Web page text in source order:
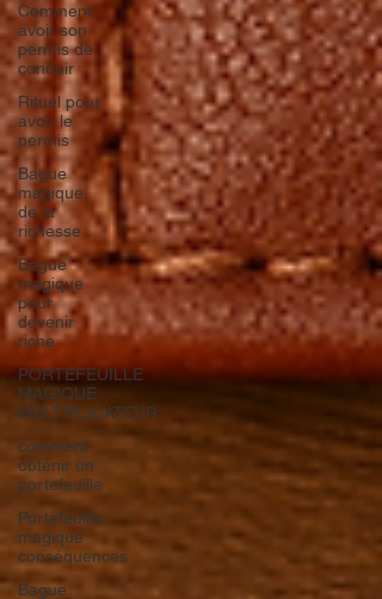
Comment
avoir son
permis de
conduir
Rituel pour
avoir le
permis
Bague
magique
de la
richesse
Bague
magique
pour
devenir
riche
PORTEFEUILLE
MAGIQUE
MULTIPLICATEUR
comment
obtenir un
portefeuille
Portefeuille
magique
conséquences
Bague